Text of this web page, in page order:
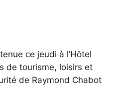
ce jeudi à l’Hôtel
de tourisme, loisirs et
de Raymond Chabot